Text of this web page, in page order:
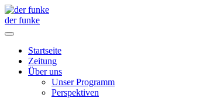
der funke
Startseite
Zeitung
Über uns
Unser Programm
Perspektiven